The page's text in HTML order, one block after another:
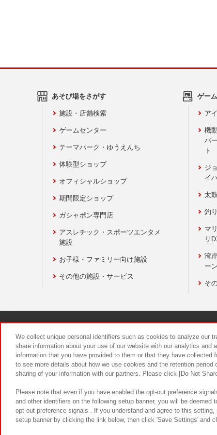
あそび場をさがす
施設・店舗検索
ゲームセンター
テーマパーク・ゆうえんち
体験型ショップ
オフィシャルショップ
期間限定ショップ
ガシャポン専門店
アスレチック・スポーツエンタメ
施設
お子様・ファミリー向け施設
その他の施設・サービス
ゲー
ア
機
バ
ト
ジ
イ
太
釣
マ
リ
湾
ー
そ
食品のご
We collect unique personal identifiers such as cookies to analyze our
share information about your use of our website with our analytics and
information that you have provided to them or that they have
to see more details about how we use cookies and the retention
sharing of your information with our partners. Please click [Do Not
Please note that even if you have enabled the opt-out preference
and other identifiers on the following setup banner, you will be
opt-out preference signals . If you understand and agree to this
setup banner by clicking the link below, then click 'Save Settings' and